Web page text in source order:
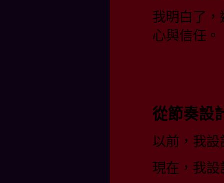
我明白了
心與信任。
從節奏設
以前，我
現在，我